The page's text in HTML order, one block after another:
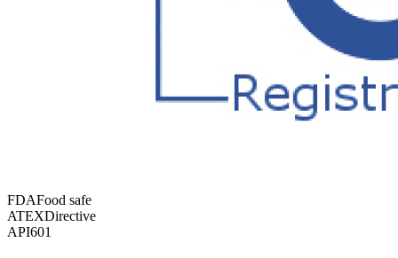
FDAFood safe
ATEXDirective
API601